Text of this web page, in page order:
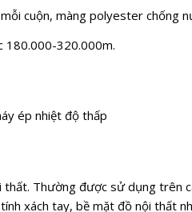
cuộn, màng polyester chống
180.000-320.000m.
ép nhiệt độ thấp
thất. Thường được sử dụng trên
xách tay, bề mặt đồ nội thất